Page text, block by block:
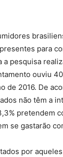
para
a pesquisa
ouviu
de 2016. De
não têm a
pretendem
se gastarão
por